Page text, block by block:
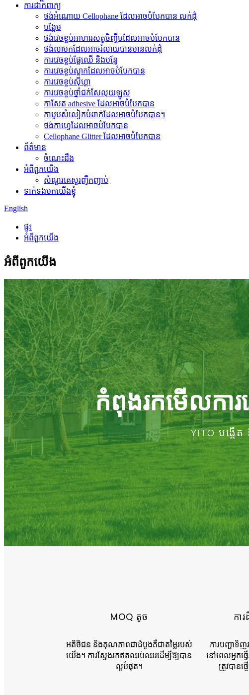
ការដាក់ពាក្យ
ថង់អំណោយ Cellophane ដែលអាចបំបែកបាន លក់ដុំ
បង្អែម
ថង់វេចខ្ចប់អាហារសត្វចិញ្ចឹមដែលអាចបំបែកបាន
ថង់​លាមក​ដែល​អាច​រំលាយ​បាន​មាន​លក់​ដុំ
ការវេចខ្ចប់ផ្លែឈើ និងបន្លែ
ការវេចខ្ចប់ស្លាកដែលអាចបំបែកបាន
ការវេចខ្ចប់ស៊ីហ្គា
ការវេចខ្ចប់ថ្នាំជក់សែលុយឡូស
កាសែត adhesive ដែលអាចបំបែកបាន
កាបូបសំលៀកបំពាក់ដែលអាចបំបែកបាន។
ថង់កាហ្វេដែលអាចបំបែកបាន
Cellophane Glitter ដែលអាចបំបែកបាន
ព័ត៌មាន
ចំណេះដឹង
អំពីពួកយើង
សំណួរគេសួរញឹកញាប់
ទាក់ទងមកយើងខ្ញុំ
English
ផ្ទះ
អំពីពួកយើង
អំពីពួកយើង
កំពុងរកមើលកា
YITO បង្កើ
MOQ តូច
អតិថិជន និងគុណភាពជាដំបូងគឺជាតម្លៃរបស់
យើង។ ការ​ស្វែង​រក​ឥត​ឈប់​ឈរ​ដើម្បី​ឱ្យ​បាន​
ល្អ​បំផុត​។
កា
ការបញ្ជាទិ
នៅពេលអ្នកធ្
ត្រូវបានផ្